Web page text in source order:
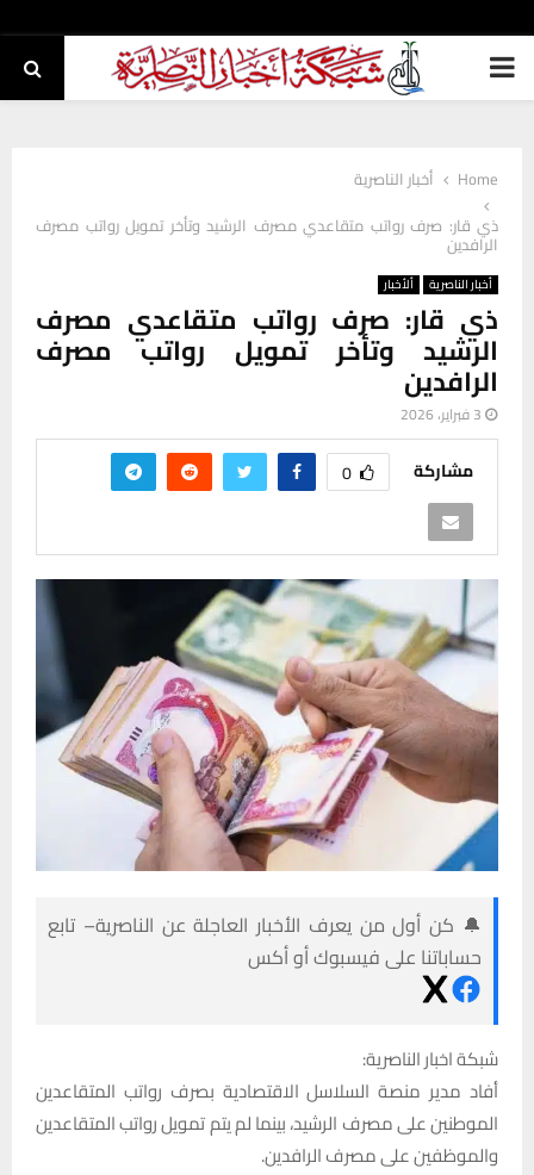
PRIMARY
Home
أخبار الناصرية
ذي قار: صرف رواتب متقاعدي مصرف الرشيد وتأخر تمويل رواتب مصرف
الرافدين
أخبار الناصرية ألأخبار
ذي قار: صرف رواتب متقاعدي مصرف
الرشيد وتأخر تمويل رواتب مصرف
الرافدين
3 فبراير، 2026
مشاركة 0
🔔 كن أول من يعرف الأخبار العاجلة عن الناصرية– تابع
حساباتنا على فيسبوك أو أكس
شبكة اخبار الناصرية:
أفاد مدير منصة السلاسل الاقتصادية بصرف رواتب المتقاعدين
الموطنين على مصرف الرشيد، بينما لم يتم تمويل رواتب المتقاعدين
والموظفين على مصرف الرافدين.